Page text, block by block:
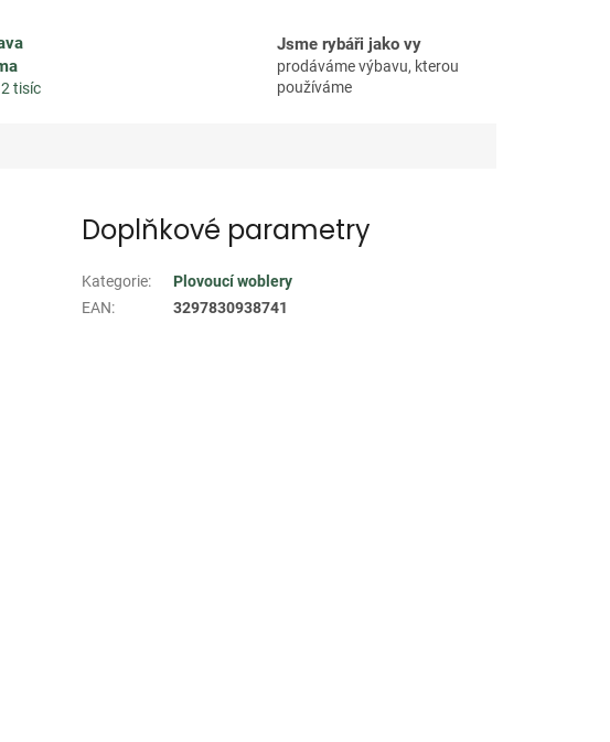
tisíc
Jsme rybáři jako vy
prodáváme výbavu, kterou
používáme
Doplňkové parametry
Kategorie:
Plovoucí woblery
EAN: 3297830938741